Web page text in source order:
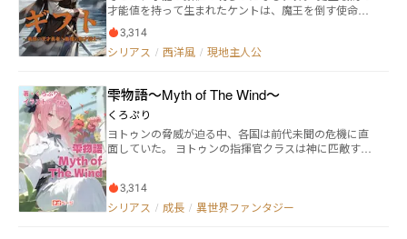
ァンタジーの物語を楽しんでいただければ幸いです。
けすかない黒騎士の溺愛モードに戸惑うユフィリア。
どうにか嫌われようと我がままを加速させるが、 なぜ
だかレオヴァルトの 溺愛モードまで加速していっ
て……？！
才能値を持って生まれたケントは、魔王を倒す使命を
持った勇者として育てられる。 さすがに勇者一人に世
界の運命を委ねるのは忍びないと思った国の上層部は
異世界から英雄を召喚するのだが、呼び出された英雄
3,314
シリアス / 西洋風 / 現地主人公
雫物語～Myth of The Wind～
くろぷり
ヨトゥンの脅威が迫る中、各国は前代未聞の危機に直
面していた。 ヨトゥンの指揮官クラスは神に匹敵する
入れることなど、容易ではない。 そこで集められた、
７人の最強の騎士。 「７国の騎士団」 各国から選ばれ
3,314
シリアス / 成長 / 異世界ファンタジー